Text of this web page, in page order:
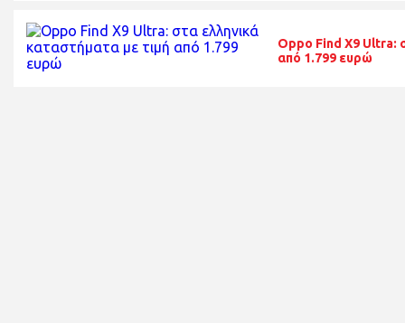
Oppo Find X9 Ultra:
από 1.799 ευρώ